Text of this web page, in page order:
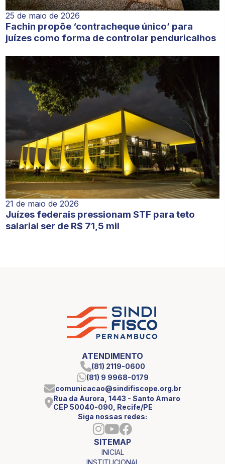
25 de maio de 2026
Fachin propõe ‘contracheque único’ para
juízes como forma de controlar penduricalhos
21 de maio de 2026
Juízes federais pressionam STF para teto
salarial ser de R$ 71,5 mil
ATENDIMENTO
(81) 2119-0600
(81) 9 9968-0179
comunicacao@sindifiscope.org.br
Rua da Aurora, 1443 - Santo Amaro
CEP 50040-090, Recife/PE
Siga nossas redes:
SITEMAP
INICIAL
INSTITUCIONAL